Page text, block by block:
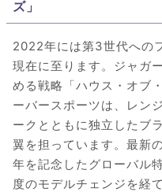
ズ」
2022年には第3世代への
現在に至ります。ジャガ
める戦略「ハウス・オブ
ーバースポーツは、レン
ークとともに独立したブ
翼を担っています。最新
年を記念したグローバル
度のモデルチェンジを経